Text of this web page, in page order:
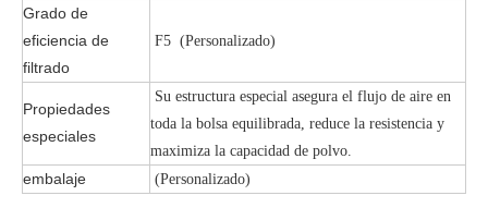
Grado de
eficiencia de
filtrado
F5 (Personalizado)
Propiedades
especiales
Su estructura especial asegura el flujo de aire en
toda la bolsa equilibrada, reduce la resistencia y
maximiza la capacidad de polvo.
embalaje (Personalizado)